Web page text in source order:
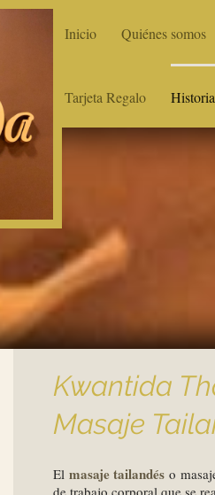
Inicio Quiénes somos
Tarjeta Regalo Historia
Kwantida
Masaje
Elmasaje tailandés o
de trabajo corporal que se